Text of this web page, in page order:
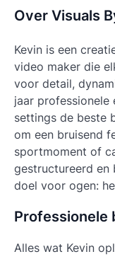
Over Visuals
Kevin is een
video maker die
voor detail,
jaar professionele
settings de beste
om een bruisend
sportmoment of
gestructureerd en
doel voor ogen:
Professionele
Alles wat Kevin